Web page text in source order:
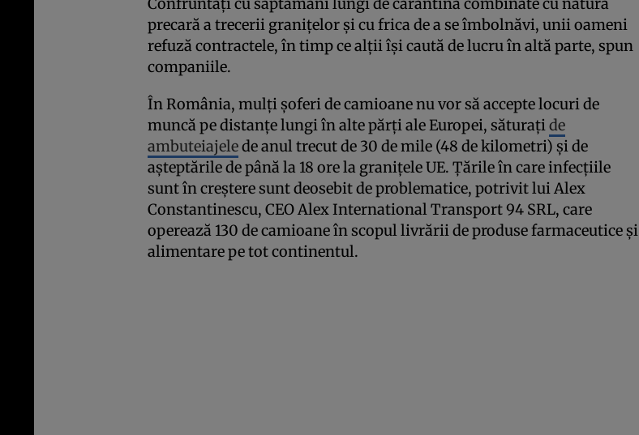
precară a trecerii graniţelor şi cu frica de a se îmbolnăvi, unii oameni
refuză contractele, în timp ce alţii îşi caută de lucru în altă parte, spun
companiile.
În România, mulţi şoferi de camioane nu vor să accepte locuri de
muncă pe distanţe lungi în alte părţi ale Europei, săturaţide
ambuteiajelede anul trecut de 30 de mile (48 de kilometri) şi de
aşteptările de până la 18 ore la graniţele UE. Ţările în care infecţiile
sunt în creştere sunt deosebit de problematice, potrivit lui Alex
Constantinescu, CEO Alex International Transport 94 SRL, care
operează 130 de camioane în scopul livrării de produse farmaceutice şi
alimentare pe tot continentul.